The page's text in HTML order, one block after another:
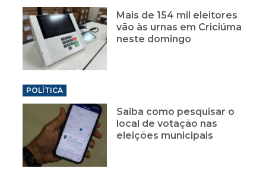
Mais de 154 mil eleitores
vão às urnas em Criciúma
neste domingo
POLÍTICA
Saiba como pesquisar o
local de votação nas
eleições municipais